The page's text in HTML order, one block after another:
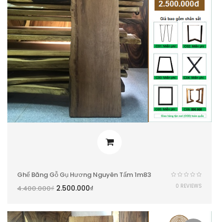
Ghế Băng Gỗ Gụ Hương Nguyên Tấm 1m83
4.400.000₫ 2.500.000₫ 0 REVIEWS